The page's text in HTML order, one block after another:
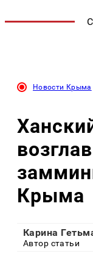
Новости Крыма
Крыма
Карина
Автор статьи